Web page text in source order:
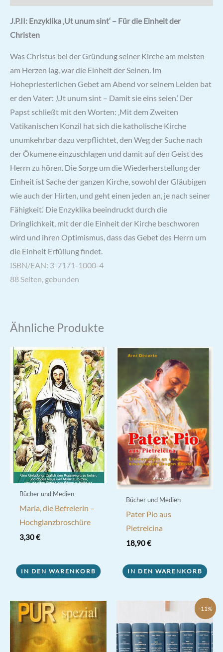
J.P.II: Enzyklika ‚Ut unum sint‘ – Für die Einheit der
Christen
Was Christus bei der Gründung seiner Kirche am meisten
am Herzen lag, war die Einheit der Seinen. Im
Hohepriesterlichen Gebet am Abend vor seinem Leiden bat
er den Vater: ‚Ut unum sint – Damit sie eins seien.‘ Der
Papst schließt mit den Worten: ‚Mit dem Zweiten
Vatikanischen Konzil hat sich die katholische Kirche
unumkehrbar dazu verpflichtet, den Weg der Suche nach
der Ökumene einzuschlagen und damit auf den Geist des
Herrn zu hören. Die Sorge um die Wiederherstellung der
Einheit ist Sache der ganzen Kirche, sowohl der Gläubigen
wie auch der Hirten, und geht einen jeden an, je nach seiner
Fähigkeit.‘ Die Enzyklika beeindruckt durch die
Dringlichkeit, mit der die Einheit der Kirche beschworen
wird und ihren Optimismus, dass das Gebet des Herrn um
die Einheit Erfüllung findet.
ISBN/EAN: 3-7171-1000-4
88 Seiten, gebunden
Ähnliche Produkte
Bücher und Medien
Maria, die Befreierin –
Hochglanzbroschüre
3,30€
IN DEN WARENKORB
Bücher und Medien
Pater Pio aus
Pietrelcina
18,90€
IN DEN WARENKORB
-11%